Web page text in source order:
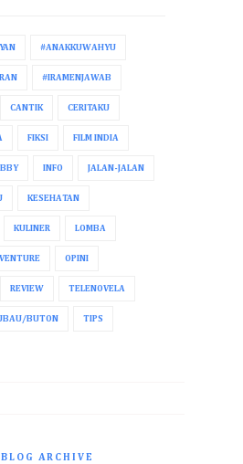
#ANAKKUWAHYU
#IRAMENJAWAB
CANTIK CERITAKU
FIKSI FILM INDIA
INFO JALAN-JALAN
KESEHATAN
KULINER LOMBA
OPINI
REVIEW TELENOVELA
BUTON TIPS
BLOG ARCHIVE